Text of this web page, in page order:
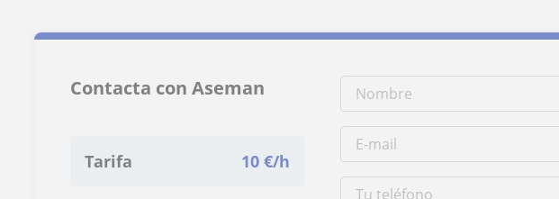
Contacta con Aseman
Tarifa 10 €/h